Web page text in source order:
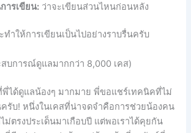
ารเขียน: ว่าจะเขียนส่วนไหนก่อนหลัง
ทำให้การเขียนเป็นไปอย่างราบรื่นครับ
บการณ์ดูแลมากกว่า 8,000 เคส)
ได้ดูแลน้องๆ มากมาย พี่ขอแชร์เทคนิคที่ไม่
ครับ! หนึ่งในเคสที่น่าจดจำคือการช่วยน้องคน
ม่ตรงประเด็นมาเกือบปี แต่พอเราได้คุยกัน